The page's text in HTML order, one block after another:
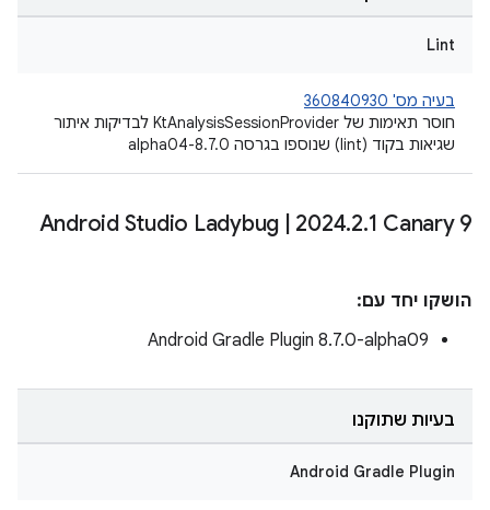
Lint
בעיה מס' 360840930
חוסר תאימות של KtAnalysisSessionProvider לבדיקות איתור
שגיאות בקוד (lint) שנוספו בגרסה 8.7.0-alpha04
Android Studio Ladybug 2024.2.1 Canary 9
הושקו יחד עם:
Android Gradle Plugin 8.7.0-alpha09
בעיות שתוקנו
Android Gradle Plugin